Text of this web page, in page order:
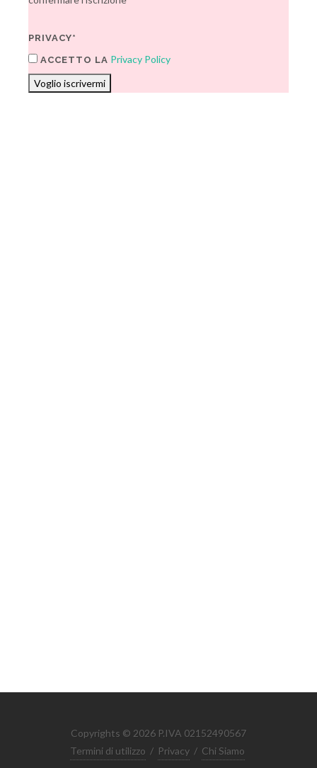
PRIVACY*
ACCETTO LA Privacy Policy
Voglio iscrivermi
Copyrights © 2026 P.IVA 02152490567
Termini di utilizzo / Privacy / Chi Siamo